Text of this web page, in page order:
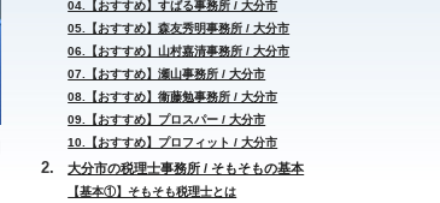
04.【おすすめ】すばる事務所 / 大分市
05.【おすすめ】森友秀明事務所 / 大分市
06.【おすすめ】山村嘉清事務所 / 大分市
07.【おすすめ】瀬山事務所 / 大分市
08.【おすすめ】衞藤勉事務所 / 大分市
09.【おすすめ】プロスパー / 大分市
10.【おすすめ】プロフィット / 大分市
大分市の税理士事務所 / そもそもの基本
【基本①】そもそも税理士とは